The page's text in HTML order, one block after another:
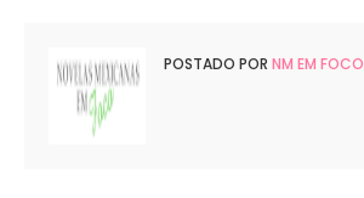
POSTADO POR NM EM FOCO